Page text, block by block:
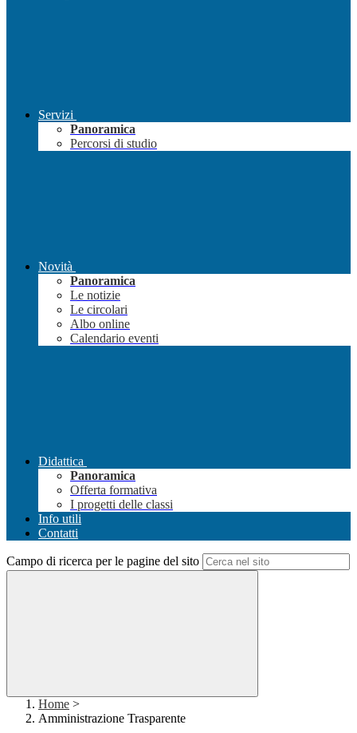
Servizi
Panoramica
Percorsi di studio
Novità
Panoramica
Le notizie
Le circolari
Albo online
Calendario eventi
Didattica
Panoramica
Offerta formativa
I progetti delle classi
Info utili
Contatti
Campo di ricerca per le pagine del sito
Home >
Amministrazione Trasparente